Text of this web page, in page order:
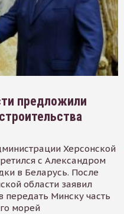
предложили
Херсонской
с Александром
в Беларусь. После
области заявил
передать Минску часть
морей